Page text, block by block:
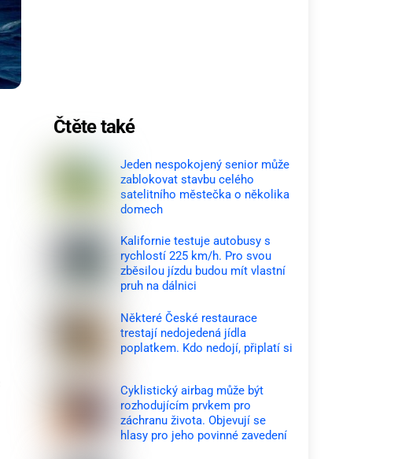
Čtěte také
Jeden nespokojený senior může
zablokovat stavbu celého
satelitního městečka o několika
domech
Kalifornie testuje autobusy s
rychlostí 225 km/h. Pro svou
zběsilou jízdu budou mít vlastní
pruh na dálnici
Některé České restaurace
trestají nedojedená jídla
poplatkem. Kdo nedojí, připlatí si
Cyklistický airbag může být
rozhodujícím prvkem pro
záchranu života. Objevují se
hlasy pro jeho povinné zavedení